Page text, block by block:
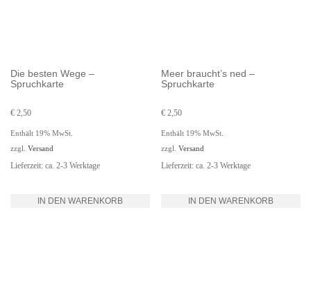
Die besten Wege –
Spruchkarte
€ 2,50
Enthält 19% MwSt.
zzgl. Versand
Lieferzeit: ca. 2-3 Werktage
IN DEN WARENKORB
Meer braucht’s ned –
Spruchkarte
€ 2,50
Enthält 19% MwSt.
zzgl.Versand
Lieferzeit: ca. 2-3 Werktage
IN DEN WARENKORB